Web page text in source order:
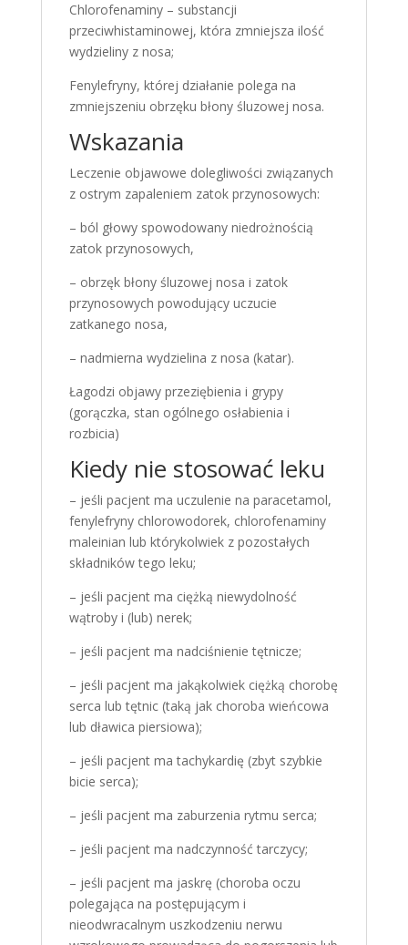
Chlorofenaminy – substancji
przeciwhistaminowej, która zmniejsza ilość
wydzieliny z nosa;
Fenylefryny, której działanie polega na
zmniejszeniu obrzęku błony śluzowej nosa.
Wskazania
Leczenie objawowe dolegliwości związanych
z ostrym zapaleniem zatok przynosowych:
– ból głowy spowodowany niedrożnością
zatok przynosowych,
– obrzęk błony śluzowej nosa i zatok
przynosowych powodujący uczucie
zatkanego nosa,
– nadmierna wydzielina z nosa (katar).
Łagodzi objawy przeziębienia i grypy
(gorączka, stan ogólnego osłabienia i
rozbicia)
Kiedy nie stosować leku
– jeśli pacjent ma uczulenie na paracetamol,
fenylefryny chlorowodorek, chlorofenaminy
maleinian lub którykolwiek z pozostałych
składników tego leku;
– jeśli pacjent ma ciężką niewydolność
wątroby i (lub) nerek;
– jeśli pacjent ma nadciśnienie tętnicze;
– jeśli pacjent ma jakąkolwiek ciężką chorobę
serca lub tętnic (taką jak choroba wieńcowa
lub dławica piersiowa);
– jeśli pacjent ma tachykardię (zbyt szybkie
bicie serca);
– jeśli pacjent ma zaburzenia rytmu serca;
– jeśli pacjent ma nadczynność tarczycy;
– jeśli pacjent ma jaskrę (choroba oczu
polegająca na postępującym i
nieodwracalnym uszkodzeniu nerwu